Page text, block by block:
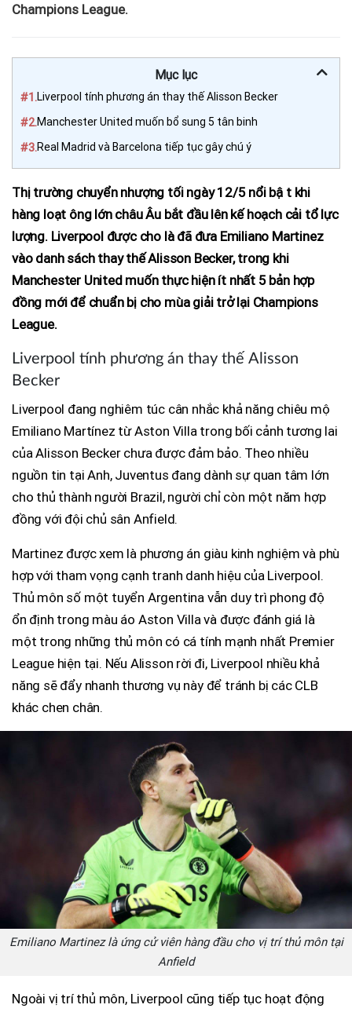
Champions League.
Mục lục
#1.Liverpool tính phương án thay thế Alisson Becker
#2.Manchester United muốn bổ sung 5 tân binh
#3.Real Madrid và Barcelona tiếp tục gây chú ý
Thị trường chuyển nhượng tối ngày 12/5 nổi bật khi
hàng loạt ông lớn châu Âu bắt đầu lên kế hoạch cải tổ lực
lượng. Liverpool được cho là đã đưa Emiliano Martinez
vào danh sách thay thế Alisson Becker, trong khi
Manchester United muốn thực hiện ít nhất 5 bản hợp
đồng mới để chuẩn bị cho mùa giải trở lại Champions
League.
Liverpool tính phương án thay thế Alisson
Becker
Liverpool đang nghiêm túc cân nhắc khả năng chiêu mộ
Emiliano Martínez từ Aston Villa trong bối cảnh tương lai
của Alisson Becker chưa được đảm bảo. Theo nhiều
nguồn tin tại Anh, Juventus đang dành sự quan tâm lớn
cho thủ thành người Brazil, người chỉ còn một năm hợp
đồng với đội chủ sân Anfield.
Martinez được xem là phương án giàu kinh nghiệm và phù
hợp với tham vọng cạnh tranh danh hiệu của Liverpool.
Thủ môn số một tuyển Argentina vẫn duy trì phong độ
ổn định trong màu áo Aston Villa và được đánh giá là
một trong những thủ môn có cá tính mạnh nhất Premier
League hiện tại. Nếu Alisson rời đi, Liverpool nhiều khả
năng sẽ đẩy nhanh thương vụ này để tránh bị các CLB
khác chen chân.
Emiliano Martinez là ứng cử viên hàng đầu cho vị trí thủ môn tại
Anfield
Ngoài vị trí thủ môn, Liverpool cũng tiếp tục hoạt động